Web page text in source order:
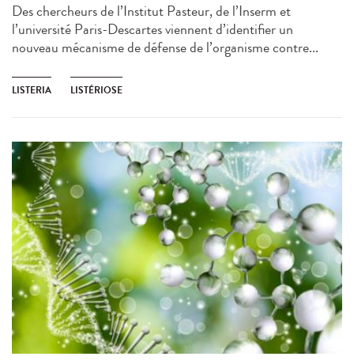
Des chercheurs de l’Institut Pasteur, de l’Inserm et
l’université Paris-Descartes viennent d’identifier un
nouveau mécanisme de défense de l’organisme contre...
LISTERIA LISTÉRIOSE